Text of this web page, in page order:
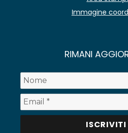
Immagine
RIMANI